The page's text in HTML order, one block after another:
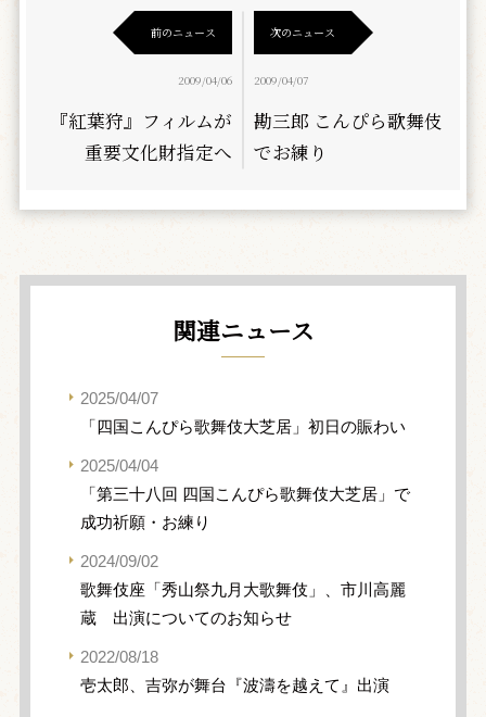
前のニュース
2009/04/06
『紅葉狩』フィルムが
重要文化財指定へ
次のニュース
2009/04/07
勘三郎 こんぴら歌舞伎
でお練り
関連ニュース
2025/04/07
「四国こんぴら歌舞伎大芝居」初日の賑わい
2025/04/04
「第三十八回 四国こんぴら歌舞伎大芝居」で
成功祈願・お練り
2024/09/02
歌舞伎座「秀山祭九月大歌舞伎」、市川高麗
蔵 出演についてのお知らせ
2022/08/18
壱太郎、吉弥が舞台『波濤を越えて』出演